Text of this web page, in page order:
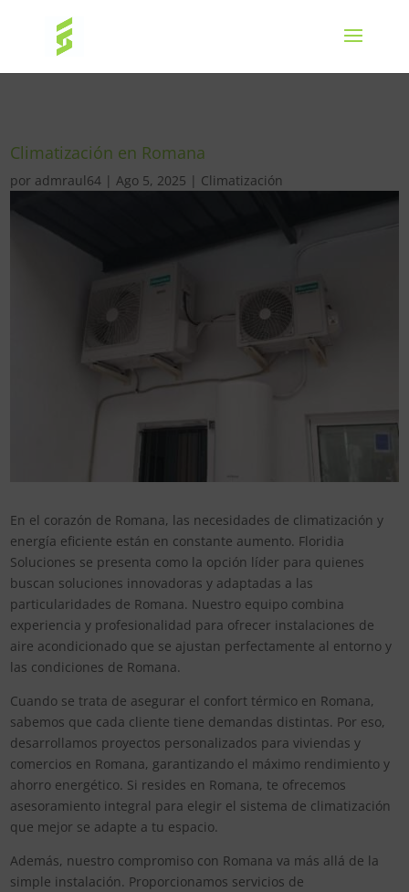
Climatización en Romana
por admraul64 |Ago 5, 2025 | Climatización
En el corazón de Romana, las necesidades de climatización y
energía eficiente están en constante aumento. Floridia
Soluciones se presenta como la opción líder para quienes
buscan soluciones innovadoras y adaptadas a las
particularidades de Romana. Nuestro equipo combina
experiencia y profesionalidad para ofrecer instalaciones de
aire acondicionado que se ajustan perfectamente al entorno y
las condiciones de Romana.
Cuando se trata de asegurar el confort térmico en Romana,
sabemos que cada cliente tiene demandas distintas. Por eso,
desarrollamos proyectos personalizados para viviendas y
comercios en Romana, garantizando el máximo rendimiento y
ahorro energético. Si resides en Romana, te ofrecemos
asesoramiento integral para elegir el sistema de climatización
que mejor se adapte a tu espacio.
Además, nuestro compromiso con Romana va más allá de la
simple instalación. Proporcionamos servicios de